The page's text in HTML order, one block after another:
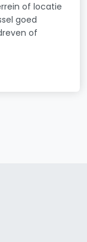
of locatie
goed
of